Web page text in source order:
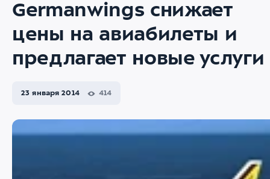
Germanwings снижает
цены на авиабилеты и
предлагает новые услуги
23 января 2014 414